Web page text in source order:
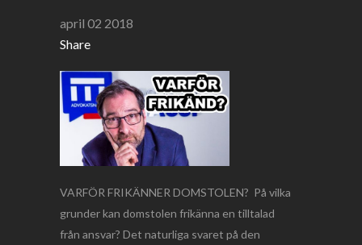
april 02 2018
Share
VARFÖR FRIKÄNNER DOMSTOLEN? På vilka
grunder kan domstolen frikänna en tilltalad
från ansvar? Det naturliga svaret på den